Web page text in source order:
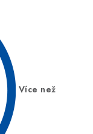
Více než